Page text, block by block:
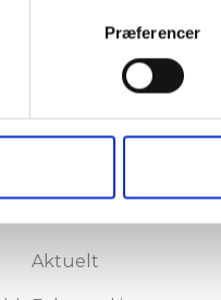
Præferencer
og
Aktuelt